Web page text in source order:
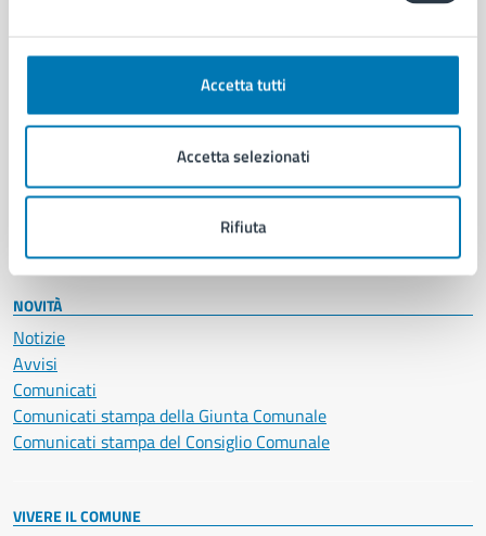
Accetta tutti
Accetta selezionati
Rifiuta
Cultura e tempo libero
Giustizia e sicurezza pubblica
Salute, benessere e assistenza
Servizi Cimiteriali
NOVITÀ
Notizie
Avvisi
Comunicati
Comunicati stampa della Giunta Comunale
Comunicati stampa del Consiglio Comunale
VIVERE IL COMUNE